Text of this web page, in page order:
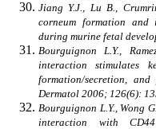
Jiang Y.J., Lu B.,
corneum formation and
during murine fetal
Bourguignon L.Y.,
interaction stimulates
formation/secretion,
Dermatol 2006; 126(6):
Bourguignon L.Y., Wong
interaction with